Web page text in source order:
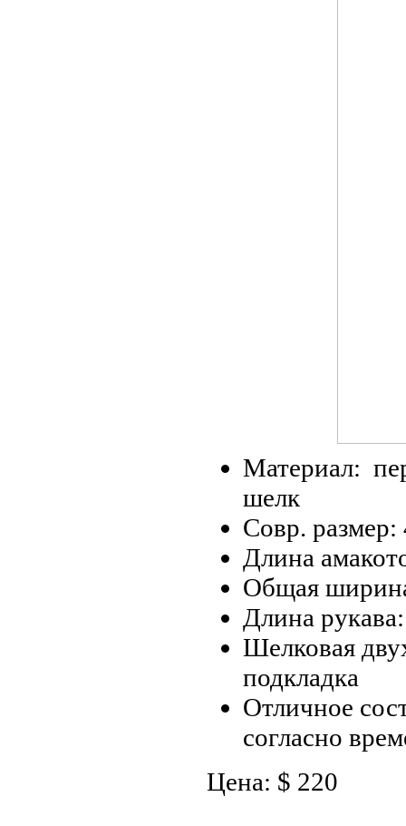
Материал:
шелк
Совр. размер:
Длина
Общая
Длина
Шелковая
подкладка
Отличное
согласно
Цена: $ 220